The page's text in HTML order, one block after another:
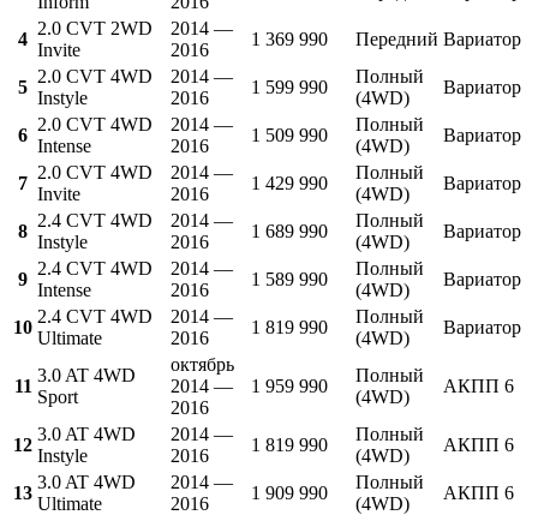
4
2.0 CVT 2WD
Invite
2014 —
2016
1 369 990 Передний Вариатор
5
2.0 CVT 4WD
Instyle
2014 —
2016
1 599 990
Полный
(4WD)
Вариатор
6
2.0 CVT 4WD
Intense
2014 —
2016
1 509 990
Полный
(4WD)
Вариатор
7
2.0 CVT 4WD
Invite
2014 —
2016
1 429 990
Полный
(4WD)
Вариатор
8
2.4 CVT 4WD
Instyle
2014 —
2016
1 689 990
Полный
(4WD)
Вариатор
9
2.4 CVT 4WD
Intense
2014 —
2016
1 589 990
Полный
(4WD)
Вариатор
10
2.4 CVT 4WD
Ultimate
2014 —
2016
1 819 990
Полный
(4WD)
Вариатор
11
3.0 AT 4WD
Sport
октябрь
2014 —
2016
1 959 990
Полный
(4WD)
АКПП 6
12
3.0 AT 4WD
Instyle
2014 —
2016
1 819 990
Полный
(4WD)
АКПП 6
13
3.0 AT 4WD
Ultimate
2014 —
2016
1 909 990
Полный
(4WD)
АКПП 6